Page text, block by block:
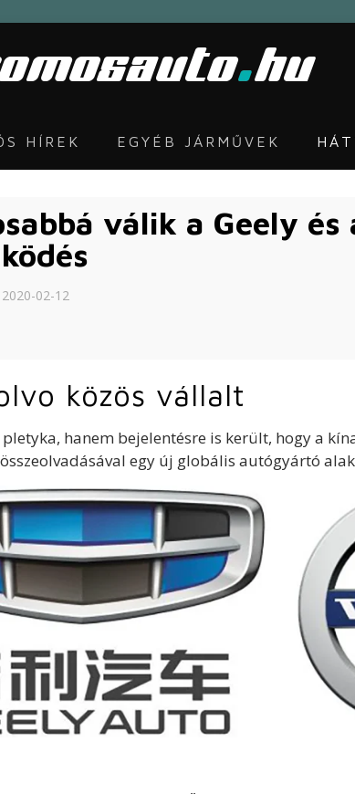
HÍREK EGYÉB JÁRMŰVEK
válik a Geely és
2020-02-12
közös vállalt
hanem bejelentésre is került, hogy a
egy új globális autógyártó